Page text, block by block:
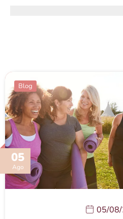
05
Ago
Blog
05/